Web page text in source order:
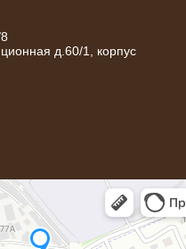
д.60/1, корпус